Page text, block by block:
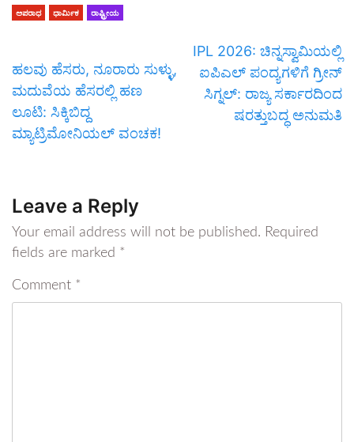
ಅಪರಾಧ ಧಾರ್ಮಿಕ ರಾಷ್ಟ್ರೀಯ
​ಹಲವು ಹೆಸರು, ನೂರಾರು ಸುಳ್ಳು,
ಮದುವೆಯ ಹೆಸರಲ್ಲಿ ಹಣ
ಲೂಟಿ: ಸಿಕ್ಕಿಬಿದ್ದ
ಮ್ಯಾಟ್ರಿಮೋನಿಯಲ್ ವಂಚಕ!
IPL 2026: ಚಿನ್ನಸ್ವಾಮಿಯಲ್ಲಿ
ಐಪಿಎಲ್ ಪಂದ್ಯಗಳಿಗೆ ಗ್ರೀನ್
ಸಿಗ್ನಲ್: ರಾಜ್ಯ ಸರ್ಕಾರದಿಂದ
ಷರತ್ತುಬದ್ಧ ಅನುಮತಿ
Leave a Reply
Your email address will not be published. Required
fields are marked *
Comment *